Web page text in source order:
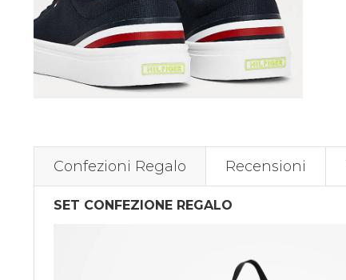
Confezioni Regalo Recensioni
SET CONFEZIONE REGALO